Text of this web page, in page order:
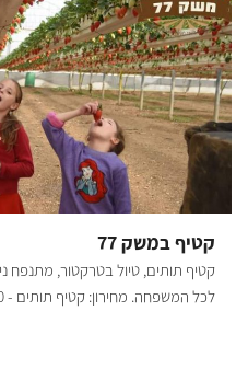
פעולה. היכרות עם עולם הפרדסנות
שמן זית מהתוצרת המקומית שלנו.
להעסיק בני נוער במצבי סיכון
עבודת הכפיים. שילוב של עבודה
קטיף במשק 77
קטיף תותים, טיול בטרקטור, מתנפח